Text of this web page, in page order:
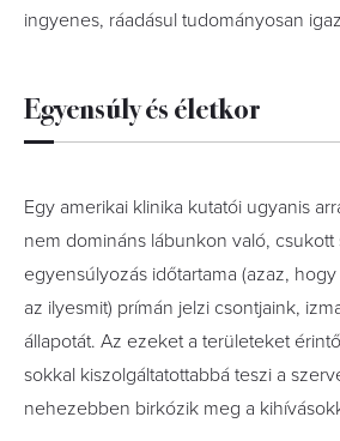
ingyenes, ráadásul tudományosan
Egyensúly és életkor
Egy amerikai klinika kutatói ugyanis
nem domináns lábunkon való,
egyensúlyozás időtartama (azaz,
az ilyesmit) prímán jelzi csontjaink,
állapotát. Az ezeket a területeket
sokkal kiszolgáltatottabbá teszi a
nehezebben birkózik meg a